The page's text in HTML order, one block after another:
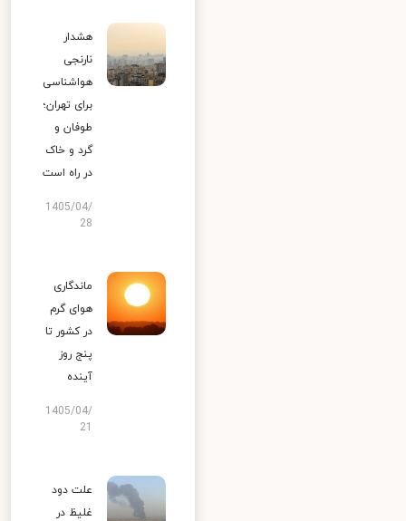
هشدار
نارنجی
هواشناسی
برای تهران؛
طوفان و
گرد و خاک
در راه است
1405/04/
28
ماندگاری
هوای گرم
در کشور تا
پنج روز
آینده
1405/04/
علت دود
غلیظ در